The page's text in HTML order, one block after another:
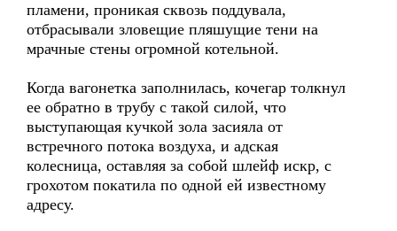
пламени, проникая сквозь поддувала,
отбрасывали зловещие пляшущие тени на
мрачные стены огромной котельной.
Когда вагонетка заполнилась, кочегар толкнул
ее обратно в трубу с такой силой, что
выступающая кучкой зола засияла от
встречного потока воздуха, и адская
колесница, оставляя за собой шлейф искр, с
грохотом покатила по одной ей известному
адресу.